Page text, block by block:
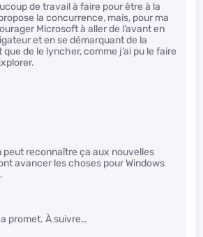
de travail à faire pour être à la
la concurrence, mais, pour ma
Microsoft à aller de l’avant en
et en se démarquant de la
de le lyncher, comme j’ai pu le faire
peut reconnaître ça aux nouvelles
avancer les choses pour Windows
promet. À suivre…